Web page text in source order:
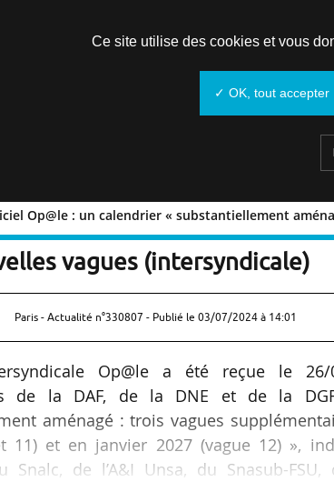
Op@le : un calendrier « substantiellement
: un calendrier «
vagues (intersyndicale)
Paris - Actualité n°330807 - Publié le 03/07/2024 à 14:01
Op@le a été reçue le
de la DAF, de la DNE et de la
aménagé : trois vagues
11) et en janvier 2027 (vague 12) »,
Snalc, de l’A&I Unsa, du Snasub-
Ce site utilise des cookies et vous
✓ OK, tout accepter